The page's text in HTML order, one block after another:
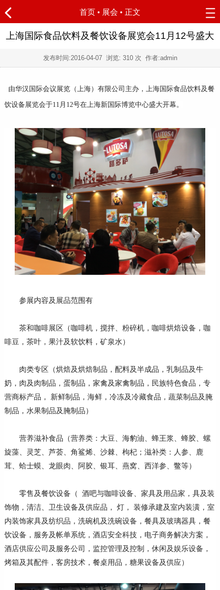
首页 • 展会 • 正文
上海国际食品饮料及餐饮设备展览会11月12号盛大
发布时间:2016-04-07浏览: 310 次 作者:admin
由华汉国际会议展览（上海）有限公司主办，上海国际食品饮料及餐
饮设备展览会于11月12号在上海新国际博览中心盛大开幕。
参展内容及展品范围有
茶和咖啡展区（咖啡机，搅拌、粉碎机，咖啡烘焙设备，咖
啡豆，茶叶，果汁及软饮料，矿泉水）
肉类专区（烘焙及烘焙制品，配料及半成品，乳制品及牛
奶，肉及肉制品，蛋制品，家禽及家禽制品，民族特色食品，专
营商标产品， 新鲜制品，海鲜，冷冻及冷藏食品，蔬菜制品及腌
制品，水果制品及腌制品）
营养滋补食品（营养类：大豆、海豹油、蜂王浆、蜂胶、螺
旋藻、灵芝、芦荟、角鲨烯、沙棘、枸杞；滋补类：人参、鹿
茸、蛤士蟆、龙眼肉、阿胶、银耳、燕窝、西洋参、鳖等）
零售及餐饮设备（ 酒吧与咖啡设备、家具及用品家，具及装
饰物，清洁、卫生设备及供应品， 灯， 装修承建及室内装潢，室
内装饰家具及纺织品，洗碗机及洗碗设备，餐具及玻璃器具，餐
饮设备，服务及帐单系统，酒店安全科技，电子商务解决方案，
酒店供应公司及服务公司，监控管理及控制，休闲及娱乐设备，
烤箱及其配件，客房技术，餐桌用品，糖果设备及供应）